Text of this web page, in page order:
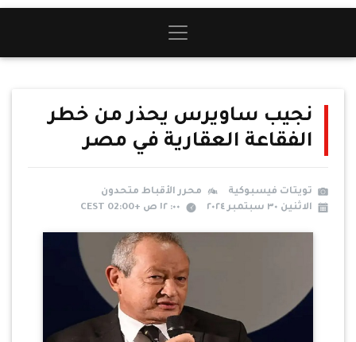
نجيب ساويرس يحذر من خطر
الفقاعة العقارية في مصر
تويتات فيسبوكية
محرر الأقباط متحدون
الاثنين ٣٠ سبتمبر ٢٠٢٤
٠٠: ١٢ ص +02:00 CEST